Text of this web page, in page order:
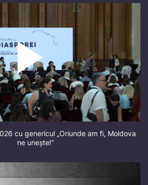
cu genericul „Oriunde am fi, Moldova
ne unește!”